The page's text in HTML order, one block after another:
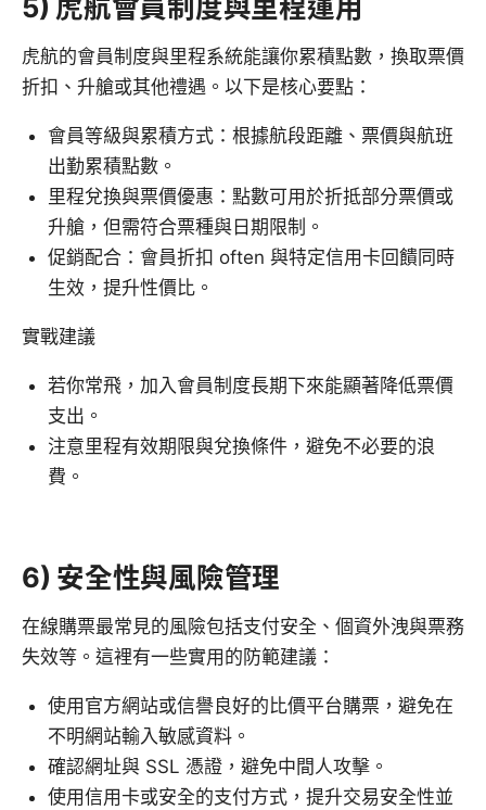
5) 虎航會員制度與里程運用
虎航的會員制度與里程系統能讓你累積點數，換取票價
折扣、升艙或其他禮遇。以下是核心要點：
會員等級與累積方式：根據航段距離、票價與航班
出勤累積點數。
里程兌換與票價優惠：點數可用於折抵部分票價或
升艙，但需符合票種與日期限制。
促銷配合：會員折扣 often 與特定信用卡回饋同時
生效，提升性價比。
實戰建議
若你常飛，加入會員制度長期下來能顯著降低票價
支出。
注意里程有效期限與兌換條件，避免不必要的浪
費。
6) 安全性與風險管理
在線購票最常見的風險包括支付安全、個資外洩與票務
失效等。這裡有一些實用的防範建議：
使用官方網站或信譽良好的比價平台購票，避免在
不明網站輸入敏感資料。
確認網址與 SSL 憑證，避免中間人攻擊。
使用信用卡或安全的支付方式，提升交易安全性並